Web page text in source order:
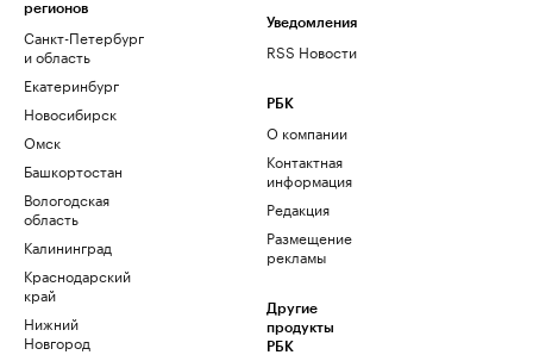
регионов
Санкт-Петербург
и область
Екатеринбург
Новосибирск
Омск
Башкортостан
Вологодская
область
Калининград
Краснодарский
край
Нижний
Новгород
Уведомления
RSS Новости
РБК
О компании
Контактная
информация
Редакция
Размещение
рекламы
Другие
продукты
РБК